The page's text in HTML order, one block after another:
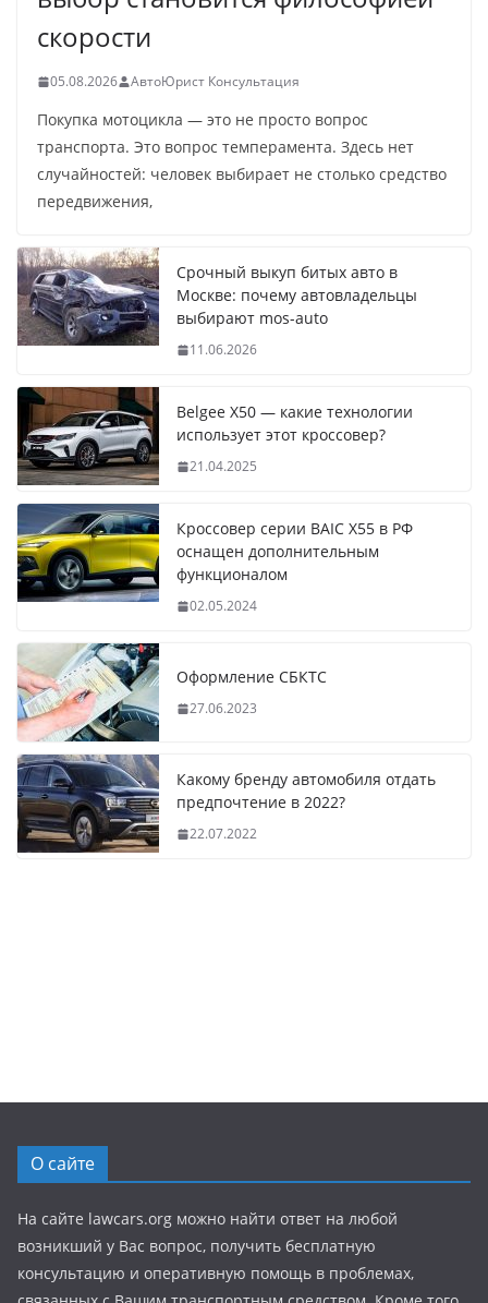
скорости
05.08.2026 АвтоЮрист Консультация
Покупка мотоцикла — это не просто вопрос
транспорта. Это вопрос темперамента. Здесь нет
случайностей: человек выбирает не столько средство
передвижения,
Срочный выкуп битых авто в
Москве: почему автовладельцы
выбирают mos-auto
11.06.2026
Belgee X50 — какие технологии
использует этот кроссовер?
21.04.2025
Кроссовер серии BAIC X55 в РФ
оснащен дополнительным
функционалом
02.05.2024
Оформление СБКТС
27.06.2023
Какому бренду автомобиля отдать
предпочтение в 2022?
22.07.2022
О сайте
На сайте lawcars.org можно найти ответ на любой
возникший у Вас вопрос, получить бесплатную
консультацию и оперативную помощь в проблемах,